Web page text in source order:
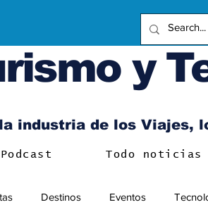
y
industria de los Viajes,
Podcast Todo noticias
Destinos Eventos